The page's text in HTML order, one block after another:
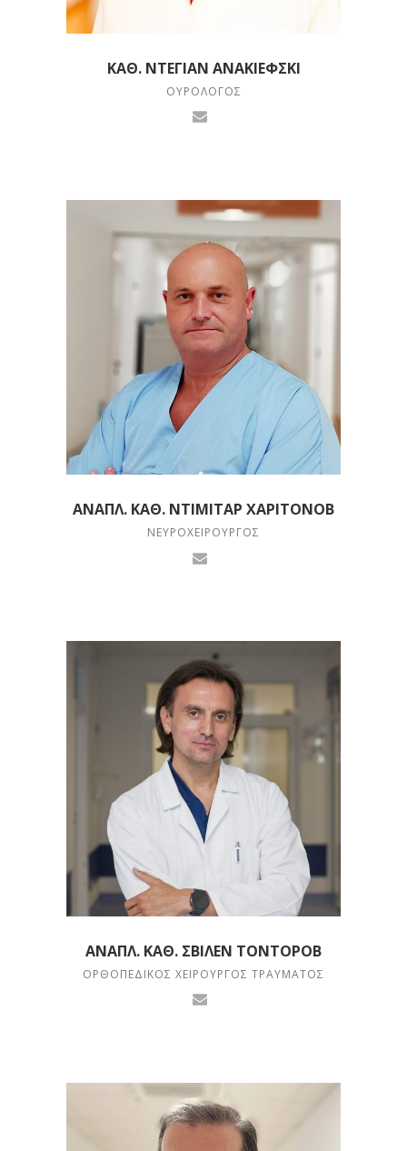
ΚΑΘ. ΝΤΈΓΙΑΝ ΑΝΑΚΙΈΦΣΚΙ
ΟΥΡΟΛΟΓΟΣ
ΑΝΑΠΛ. ΚΑΘ. ΝΤΙΜΊΤΑΡ ΧΑΡΙΤΌΝΟΒ
ΝΕΥΡΟΧΕΙΡΟΥΡΓΌΣ
ΑΝΑΠΛ. ΚΑΘ. ΣΒΊΛΕΝ ΤΟΝΤΟΡΌΒ
ΟΡΘΟΠΕΔΙΚΌΣ ΧΕΙΡΟΥΡΓΌΣ ΤΡΑΎΜΑΤΟΣ